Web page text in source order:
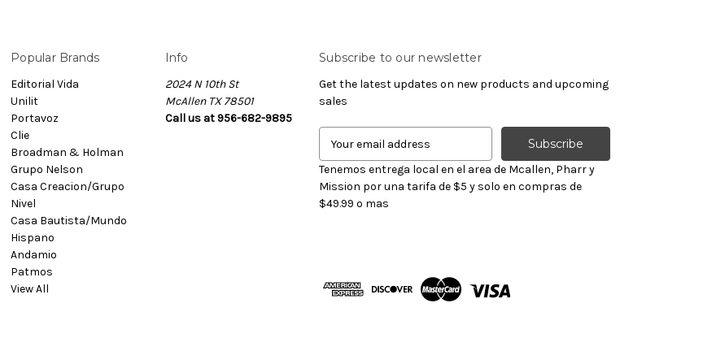
Popular Brands
Editorial Vida
Unilit
Portavoz
Clie
Broadman & Holman
Grupo Nelson
Casa Creacion/Grupo
Nivel
Casa Bautista/Mundo
Hispano
Andamio
Patmos
View All
Info
2024 N 10th St
McAllen TX 78501
Call us at 956-682-9895
Subscribe to our newsletter
Get the latest updates on new products and upcoming
sales
a
i
l
e
Tenemos entrega local en el area de Mcallen, Pharr y
Mission por una tarifa de $5 y solo en compras de
$49.99 o mas